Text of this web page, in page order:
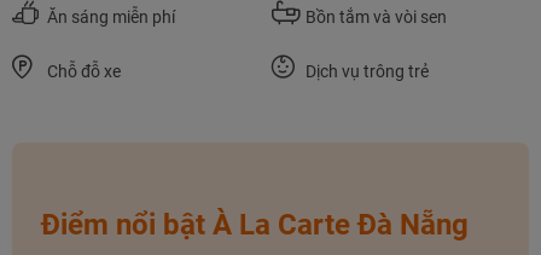
Ăn sáng miễn phí Bồn tắm và vòi sen
Chỗ đỗ xe Dịch vụ trông trẻ
Điểm nổi bật À La Carte Đà Nẵng
TƯ VẤN NGAY
TƯ VẤN NGAY
TƯ VẤN NGAY